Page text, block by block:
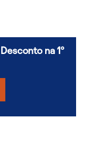
na 1º